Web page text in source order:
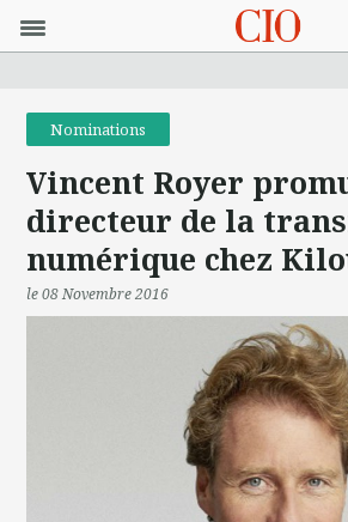
Nominations
Vincent Royer
directeur de la
numérique chez
le 08 Novembre 2016